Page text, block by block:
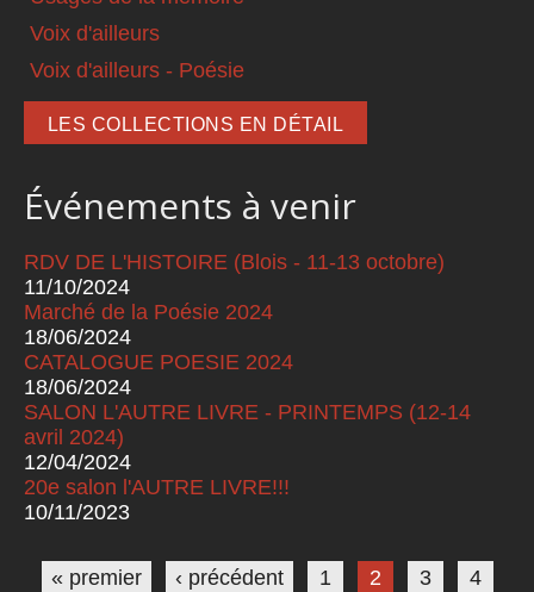
Voix d'ailleurs
Voix d'ailleurs - Poésie
LES COLLECTIONS EN DÉTAIL
Événements à venir
RDV DE L'HISTOIRE (Blois - 11-13 octobre)
11/10/2024
Marché de la Poésie 2024
18/06/2024
CATALOGUE POESIE 2024
18/06/2024
SALON L'AUTRE LIVRE - PRINTEMPS (12-14
avril 2024)
12/04/2024
20e salon l'AUTRE LIVRE!!!
10/11/2023
Pages
« premier ‹ précédent 1 2 3 4